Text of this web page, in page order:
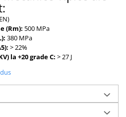
(Rm): 500 MPa
380 MPa
> 22%
la +20 grade C: > 27 J